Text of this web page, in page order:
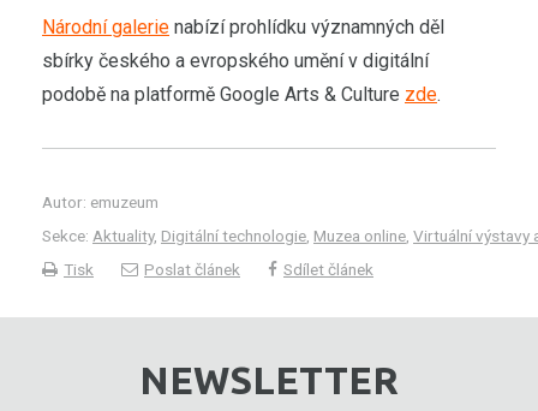
Národní galerie nabízí prohlídku významných děl
sbírky českého a evropského umění v digitální
podobě na platformě Google Arts & Culture zde.
Autor: emuzeum
Sekce: Aktuality, Digitální technologie, Muzea online, Virtuální výstavy
Tisk
Poslat článek Sdílet článek
NEWSLETTER